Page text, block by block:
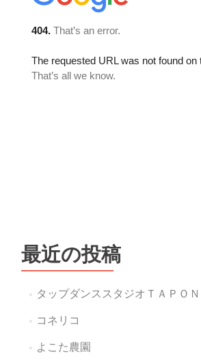
最近の投稿
タップダンススタジオＴＡＰＯＮ
コネリコ
よこた農園